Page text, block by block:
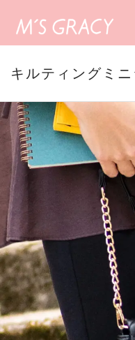
キルティングミ